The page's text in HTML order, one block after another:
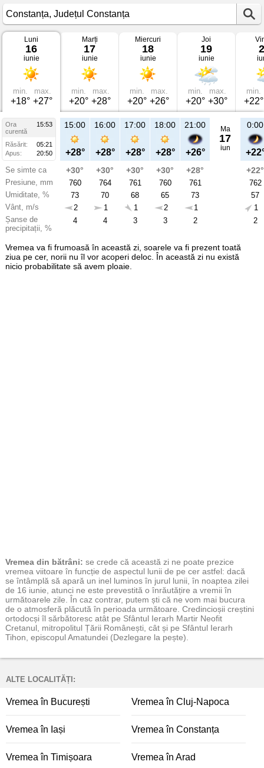
Vremea
Constanța
2025
Județul
Constanța
Luni
16
iunie
min.
+18°
max.
+27°
Marți
17
iunie
min.
+20°
max.
+28°
Miercuri
18
iunie
min.
+20°
max.
+26°
Joi
19
iunie
min.
+20°
max.
+30°
min.
+22°
Ora
15:53
curentă
Răsărit:
05:21
Apus:
20:50
Se simte ca
Presiune, mm
Umiditate, %
Vânt, m/s
Șanse de
precipitații, %
15:00
+28°
+30°
760
73
2
4
16:00
+28°
+30°
764
70
1
4
17:00
+28°
+30°
761
68
1
3
18:00
+28°
+30°
760
65
2
3
21:00
+26°
+28°
761
73
1
2
Ma
17
iun
0:00
+22°
762
57
1
2
Vremea va fi frumoasă în această zi, soarele va fi prezent toată
ziua pe cer, norii nu îl vor acoperi deloc. În această zi nu există
nicio probabilitate să avem ploaie.
Vremea din bătrâni: se crede că această zi ne poate prezice
vremea viitoare în funcție de aspectul lunii de pe cer astfel: dacă
se întâmplă să apară un inel luminos în jurul lunii, în noaptea zilei
de 16 iunie, atunci ne este prevestită o înrăutățire a vremii în
următoarele zile. În caz contrar, putem ști că ne vom mai bucura
de o atmosferă plăcută în perioada următoare. Credincioșii creștini
ortodocși îl sărbătoresc atât pe Sfântul Ierarh Martir Neofit
Cretanul, mitropolitul Țării Românești, cât și pe Sfântul Ierarh
Tihon, episcopul Amatundei (Dezlegare la pește).
ALTE LOCALITĂȚI:
Vremea în București Vremea în Cluj-Napoca
Vremea în Iași Vremea în Constanța
Vremea în Timișoara Vremea în Arad